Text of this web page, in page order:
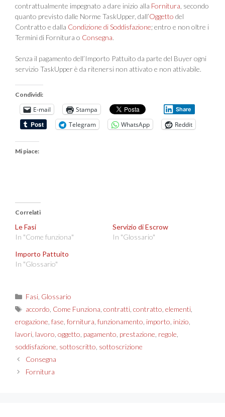
contrattualmente impegnato a dare inizio alla Fornitura , secondo
quanto previsto dalle Norme TaskUpper, dall’Oggetto del
Contratto e dalla Condizione di Soddisfazione; entro e non oltre i
Termini di Fornitura o Consegna.
Senza il pagamento dell’Importo Pattuito da parte del Buyer ogni
servizio TaskUpper è da ritenersi non attivato e non attivabile.
Condividi:
E-mail Stampa Share
Telegram WhatsApp Reddit
Mi piace:
Correlati
Le Fasi
In "Come funziona"
Servizio di Escrow
In "Glossario"
Importo Pattuito
In "Glossario"
Categorie
Fasi Glossario
Tag
accordo Come Funziona ,contratti ,contratto ,elementi
erogazione fase fornitura funzionamento importo inizio
lavori lavoro oggetto pagamento prestazione regole
soddisfazione sottoscritto sottoscrizione
Consegna
Fornitura